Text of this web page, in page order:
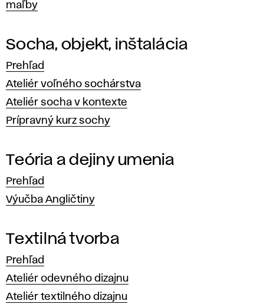
maľby
Socha, objekt, inštalácia
Prehľad
Ateliér voľného sochárstva
Ateliér socha v kontexte
Prípravný kurz sochy
Teória a dejiny umenia
Prehľad
Výučba Angličtiny
Textilná tvorba
Prehľad
Ateliér odevného dizajnu
Ateliér textilného dizajnu